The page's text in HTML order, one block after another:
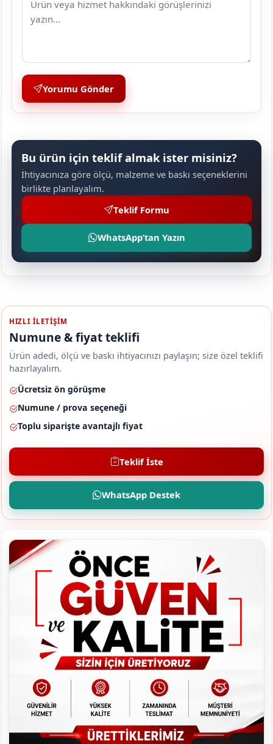
Yorumu Gönder
Bu ürün için teklif almak ister misiniz?
İhtiyacınıza göre ölçü, malzeme ve baskı seçeneklerini
birlikte planlayalım.
Teklif Formu
WhatsApp’tan Yazın
HIZLI ILETIŞIM
Numune & fiyat teklifi
Ürün adedi, ölçü ve baskı ihtiyacınızı paylaşın; size özel teklifi
hazırlayalım.
Ücretsiz ön görüşme
Numune / prova seçeneği
Toplu siparişte avantajlı fiyat
Teklif İste
WhatsApp Destek